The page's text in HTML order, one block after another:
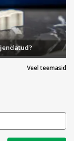
Veel teemasid